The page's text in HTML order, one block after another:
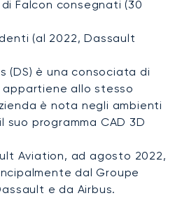
Falcon consegnati (30
(al 2022, Dassault
(DS) è una consociata di
appartiene allo stesso
è nota negli ambienti
suo programma CAD 3D
Aviation, ad agosto 2022,
dal Groupe
e da Airbus.